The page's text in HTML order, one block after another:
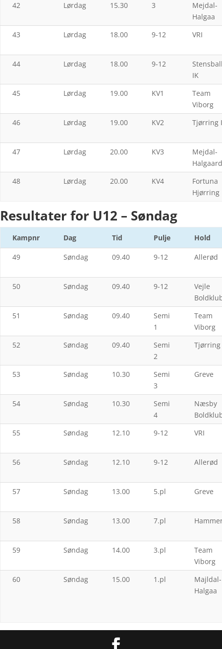
42 Lørdag 15.30 3
Mejdal-
Halgaa
43
Lørdag 18.00 9-12 VRI
44 Lørdag 18.00 9-12
IK
45
Lørdag 19.00 KV1
Team
Viborg
46
Lørdag 19.00 KV2 Tjørring
47 Lørdag 20.00 KV3
Mejdal-
Halgaard
48
Lørdag 20.00 KV4
Fortuna
Hjørring
Resultater for U12 – Søndag
Kampnr Dag Tid Pulje Hold
49 Søndag 09.40 9-12 Allerød
50 Søndag 09.40 9-12
Vejle
51
Søndag 09.40
Semi
1
Team
Viborg
52
Søndag 09.40
Semi
2
Tjørring
53 Søndag 10.30
Semi
3
Greve
54 Søndag 10.30
Semi
4
Næsby
55
Søndag 12.10 9-12 VRI
56 Søndag 12.10 9-12 Allerød
57 Søndag 13.00 5.pl Greve
58 Søndag 13.00 7.pl
59 Søndag 14.00 3.pl
Team
Viborg
60
Søndag 15.00 1.pl
Majldal-
Halgaa